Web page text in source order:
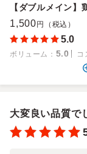
【ダブルメイン
1,500 円（税込）
5.0
ボリューム ： 5.0 コ
大変良い品質で